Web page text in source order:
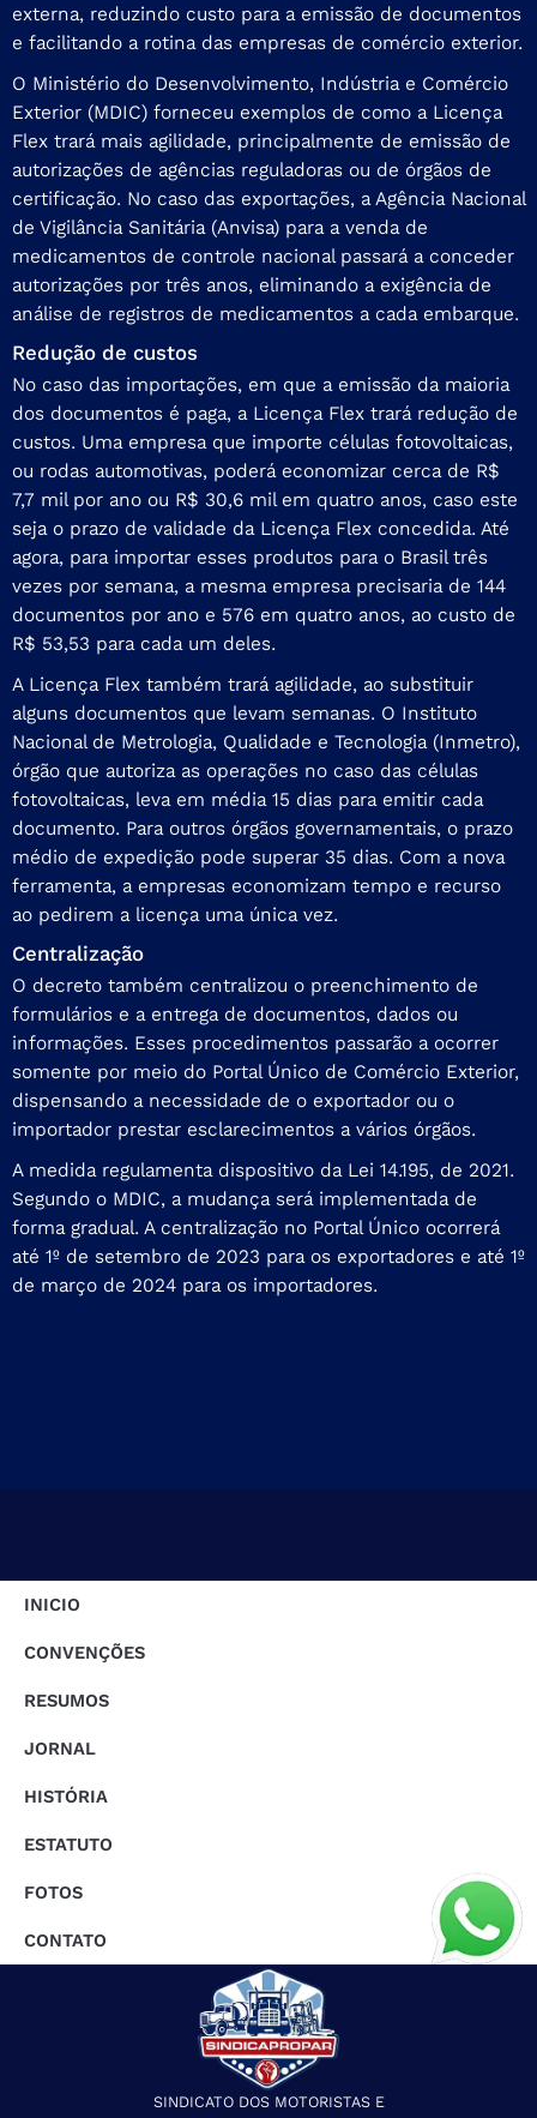
externa, reduzindo custo para a emissão de documentos
e facilitando a rotina das empresas de comércio exterior.
O Ministério do Desenvolvimento, Indústria e Comércio
Exterior (MDIC) forneceu exemplos de como a Licença
Flex trará mais agilidade, principalmente de emissão de
autorizações de agências reguladoras ou de órgãos de
certificação. No caso das exportações, a Agência Nacional
de Vigilância Sanitária (Anvisa) para a venda de
medicamentos de controle nacional passará a conceder
autorizações por três anos, eliminando a exigência de
análise de registros de medicamentos a cada embarque.
Redução de custos
No caso das importações, em que a emissão da maioria
dos documentos é paga, a Licença Flex trará redução de
custos. Uma empresa que importe células fotovoltaicas,
ou rodas automotivas, poderá economizar cerca de R$
7,7 mil por ano ou R$ 30,6 mil em quatro anos, caso este
seja o prazo de validade da Licença Flex concedida. Até
agora, para importar esses produtos para o Brasil três
vezes por semana, a mesma empresa precisaria de 144
documentos por ano e 576 em quatro anos, ao custo de
R$ 53,53 para cada um deles.
A Licença Flex também trará agilidade, ao substituir
alguns documentos que levam semanas. O Instituto
Nacional de Metrologia, Qualidade e Tecnologia (Inmetro),
órgão que autoriza as operações no caso das células
fotovoltaicas, leva em média 15 dias para emitir cada
documento. Para outros órgãos governamentais, o prazo
médio de expedição pode superar 35 dias. Com a nova
ferramenta, a empresas economizam tempo e recurso
ao pedirem a licença uma única vez.
Centralização
O decreto também centralizou o preenchimento de
formulários e a entrega de documentos, dados ou
informações. Esses procedimentos passarão a ocorrer
somente por meio do Portal Único de Comércio Exterior,
dispensando a necessidade de o exportador ou o
importador prestar esclarecimentos a vários órgãos.
A medida regulamenta dispositivo da Lei 14.195, de 2021.
Segundo o MDIC, a mudança será implementada de
forma gradual. A centralização no Portal Único ocorrerá
até 1º de setembro de 2023 para os exportadores e até 1º
de março de 2024 para os importadores.
INICIO
CONVENÇÕES
RESUMOS
JORNAL
HISTÓRIA
ESTATUTO
FOTOS
CONTATO
SINDICATO DOS MOTORISTAS E